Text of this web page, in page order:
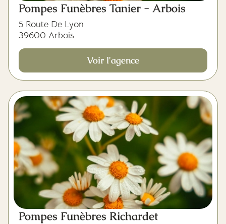
Pompes Funèbres Tanier - Arbois
5 Route De Lyon
39600 Arbois
Voir l'agence
Pompes Funèbres Richardet